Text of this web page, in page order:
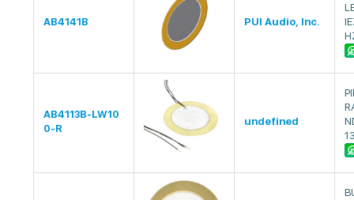
AB4141B PUI Audio, Inc.
AB4113B-LW10
0-R
undefined